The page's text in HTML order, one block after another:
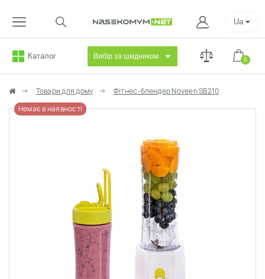
Каталог Вибір за шкідником 0
Ua
Товари для дому
Фітнес-блендер Noveen SB210
Немає в наявності